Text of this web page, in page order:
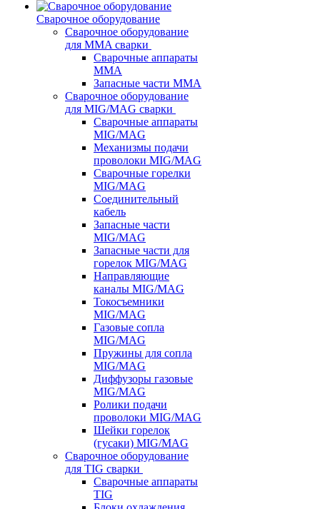
Сварочное оборудование
Сварочное оборудование
для MMA сварки
Сварочные аппараты
MMA
Запасные части MMA
Сварочное оборудование
для MIG/MAG сварки
Сварочные аппараты
MIG/MAG
Механизмы подачи
проволоки MIG/MAG
Сварочные горелки
MIG/MAG
Соединительный
кабель
Запасные части
MIG/MAG
Запасные части для
горелок MIG/MAG
Направляющие
каналы MIG/MAG
Токосъемники
MIG/MAG
Газовые сопла
MIG/MAG
Пружины для сопла
MIG/MAG
Диффузоры газовые
MIG/MAG
Ролики подачи
проволоки MIG/MAG
Шейки горелок
(гусаки) MIG/MAG
Сварочное оборудование
для TIG сварки
Сварочные аппараты
TIG